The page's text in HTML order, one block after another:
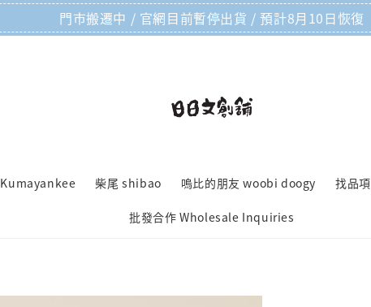
門市搬遷中 / 官網目前暫停出貨 / 預計8月10日恢復
Kumayankee 柴尾 shibao 嗚比的朋友 woobi doogy 找品項
批發合作 Wholesale Inquiries